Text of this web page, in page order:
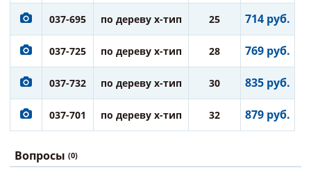
037-695 по дереву х-тип 25 714 руб.
037-725 по дереву х-тип 28 769 руб.
037-732 по дереву х-тип 30 835 руб.
037-701 по дереву х-тип 32 879 руб.
Вопросы (0)